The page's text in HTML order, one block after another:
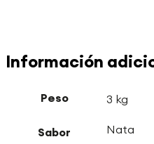
Información
Peso 3 kg
Sabor Nata